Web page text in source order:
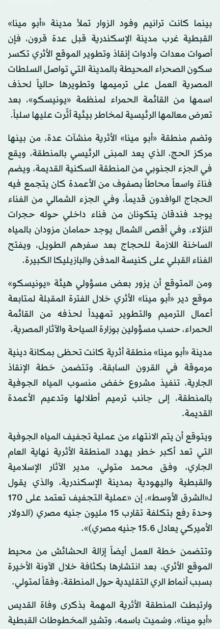
بينما كانت ترانيم وفود الزوار تملأ مدينة «أبو مينا»
القبطية غرب مدينة الإسكندرية قبل عدة قرون، فإن
أصوات معدات وأدوات إنقاذ وتطوير الموقع الأثري تكسر
سكون الصحراء المحيطة بالمدينة التي تواصل السلطات
المصرية العمل على ترميمها وتطويرها حالياً لحذف
اسمها من القائمة الحمراء لمنظمة «يونيسكو»، بعد
تعرض معالمها الرئيسية لمخاطر بيئية أثّرت عليها سلباً.
وتضم منطقة «أبو مينا» الأثرية منشآت عدة، من بينها
مركز الحج، الذي يعد المبنى الرئيسي بالمنطقة، ويقع
في الجزء الجنوبي من المنطقة السكنية القديمة، ويضم
فناءً واسعاً محاطاً بصفوف من الأعمدة كان يتجمع فيه
الحجاج الوافدون قديماً، وفي الجزء الشمالي من الفناء
يوجد فندقان يتكونان من فناء داخلي حوله حجرات
النزلاء، وفي أقصى الشمال يوجد حمامان مزودان بالمياه
الساخنة اللازمة للحجاج بعد سفرهم الطويل، ويفتح
الفناء القبلي على كنيسة المدفن والبازيليكا الكبيرة.
ومن المتوقع أن يزور بعض مسؤولي هيئة «يونيسكو»
موقع دير «أبو مينا» الأثري خلال الفترة المقبلة لمتابعة
أعمال الترميم والتطوير تمهيداً لحذفه من القائمة
الحمراء، حسب مسؤولين بوزارة السياحة والآثار المصرية.
مدينة «أبو مينا» منطقة أثرية كانت تحظى بمكانة دينية
مرموقة في القرون السابقة. وتتضمن خطة الإنقاذ
الجارية، تنفيذ مشروع خفض منسوب المياه الجوفية
بالمنطقة، إلى جانب ترميم أطلالها وتدعيم الأعمدة
القديمة.
ويتوقع أن يتم الانتهاء من عملية تجفيف المياه الجوفية
التي تعد أكبر خطر يهدد المنطقة الأثرية نهاية العام
الجاري، وفق محمد متولي، مدير الآثار الإسلامية
والقبطية واليهودية بمدينة الإسكندرية، والذي يقول
لـ«الشرق الأوسط»، إن «عملية التجفيف تعتمد على 170
وحدة رفع بتكلفة تقارب 15 مليون جنيه مصري (الدولار
الأميركي يعادل 15.6 جنيه مصري)».
وتتضمن خطة العمل أيضاً إزالة الحشائش من محيط
الموقع الأثري، بعد انتشارها بكثافة خلال الآونة الأخيرة
بسبب أنماط الري التقليدية حول المنطقة، وفقاً لمتولي.
وارتبطت المنطقة الأثرية المهمة بذكرى وفاة القديس
«أبو مينا»، وسُميت باسمه، وتشير المخطوطات القبطية